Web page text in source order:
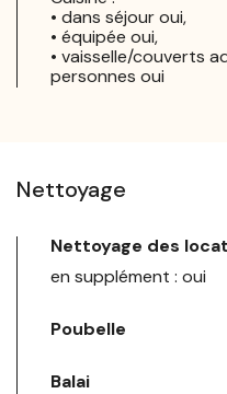
• dans séjour oui,
• équipée oui,
• vaisselle/couverts
personnes oui
Nettoyage
Nettoyage des
en supplément : oui
Poubelle
Balai